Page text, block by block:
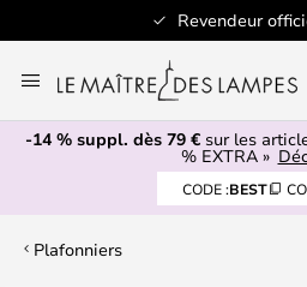
Revendeur
au
contenu
-14 % suppl. dès 79 €sur les
% EXTRA »
CODE :BEST
Plafonniers